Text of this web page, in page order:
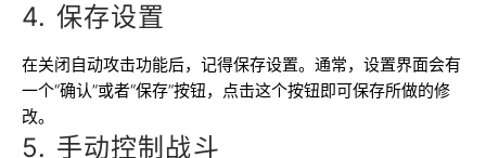
4. 保存设置
在关闭自动攻击功能后，记得保存设置。通常，设置界面会有
一个“确认”或者“保存”按钮，点击这个按钮即可保存所做的修
改。
5. 手动控制战斗